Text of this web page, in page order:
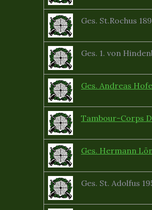
Ges. St.Rochus
Ges. 1. von
Ges. Andreas
Tambour-Corps
Ges. Hermann
Ges. St. Adolfus